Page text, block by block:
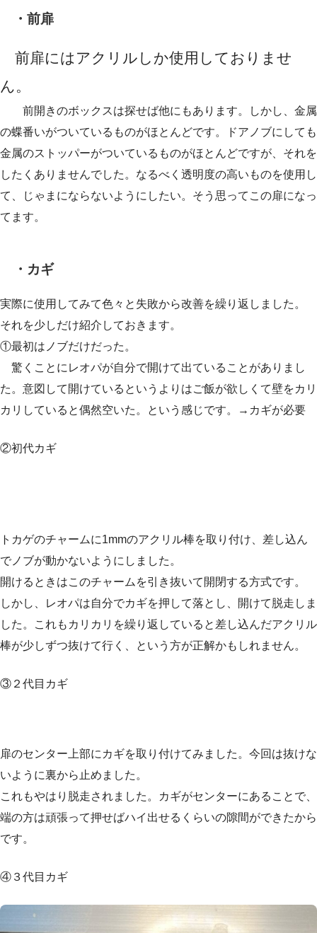
・前扉
前扉にはアクリルしか使用しておりませ
ん。
前開きのボックスは探せば他にもあります。しかし、金属
の蝶番いがついているものがほとんどです。ドアノブにしても
金属のストッパーがついているものがほとんどですが、それを
したくありませんでした。なるべく透明度の高いものを使用し
て、じゃまにならないようにしたい。そう思ってこの扉になっ
てます。
・カギ
実際に使用してみて色々と失敗から改善を繰り返しました。
それを少しだけ紹介しておきます。
①最初はノブだけだった。
驚くことにレオパが自分で開けて出ていることがありまし
た。意図して開けているというよりはご飯が欲しくて壁をカリ
カリしていると偶然空いた。という感じです。→カギが必要
②初代カギ
トカゲのチャームに1mmのアクリル棒を取り付け、差し込ん
でノブが動かないようにしました。
開けるときはこのチャームを引き抜いて開閉する方式です。
しかし、レオパは自分でカギを押して落とし、開けて脱走しま
した。これもカリカリを繰り返していると差し込んだアクリル
棒が少しずつ抜けて行く、という方が正解かもしれません。
③２代目カギ
扉のセンター上部にカギを取り付けてみました。今回は抜けな
いように裏から止めました。
これもやはり脱走されました。カギがセンターにあることで、
端の方は頑張って押せばハイ出せるくらいの隙間ができたから
です。
④３代目カギ